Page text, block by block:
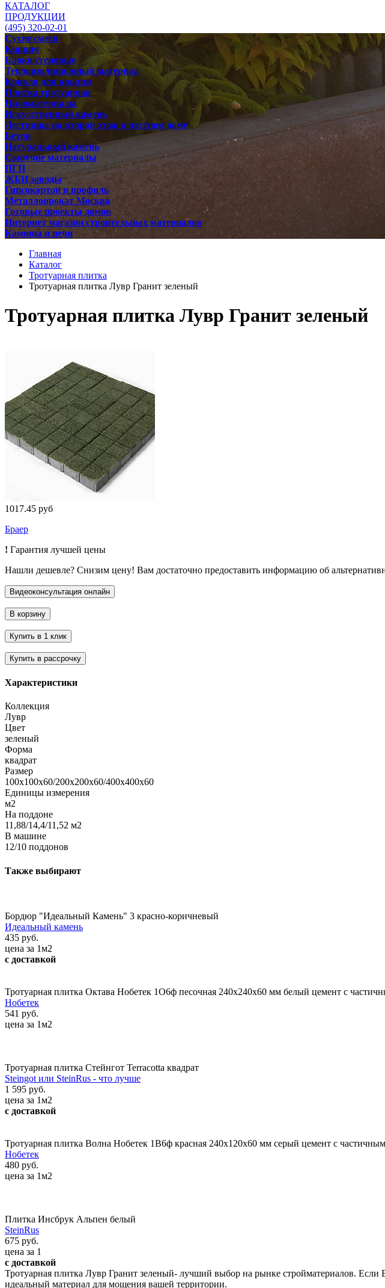
КАТАЛОГ
ПРОДУКЦИИ
(495) 320-02-01
Сухие смеси
Кирпич
Блоки стеновые
Теплоизоляционный материал
Кровля для крыши
Плитка тротуарная
Пиломатериалы
Искусственный камень
Лестницы на второй этаж в частном доме
Бетон
Натуральный камень
Сыпучие материалы
ПГП
ЖБИ заводы
Гипсокартон и профиль
Металлопрокат Москва
Готовые проекты домов
Интернет магазин строительных материалов
Камины и печи
Главная
Каталог
Тротуарная плитка
Тротуарная плитка Лувр Гранит зеленый
Тротуарная плитка Лувр Гранит зеленый
1017.45 руб
Браер
! Гарантия лучшей цены
Нашли дешевле? Снизим цену! Вам достаточно предоставить информацию об
Характеристики
Коллекция
Лувр
Цвет
зеленый
Форма
квадрат
Размер
100х100х60/200х200х60/400х400х60
Единицы измерения
м2
На поддоне
11,88/14,4/11,52 м2
В машине
12/10 поддонов
Также выбирают
Бордюр "Идеальный Камень" 3 красно-коричневый
Идеальный камень
435 руб.
цена за 1м2
с доставкой
Тротуарная плитка Октава Нобетек 1О6ф песочная 240х240х60 мм белый цемент с
Нобетек
541 руб.
цена за 1м2
Тротуарная плитка Стейнгот Terracotta квадрат
Steingot или SteinRus - что лучше
1 595 руб.
цена за 1м2
с доставкой
Тротуарная плитка Волна Нобетек 1В6ф красная 240х120х60 мм серый цемент с
Нобетек
480 руб.
цена за 1м2
Плитка Инсбрук Альпен белый
SteinRus
675 руб.
цена за 1
с доставкой
Тротуарная плитка Лувр Гранит зеленый- лучший выбор на рынке стройматериалов.
идеальный материал для мощения вашей территории.